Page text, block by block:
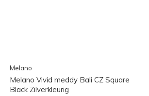
Melano
Melano Vivid meddy Bali CZ Square
Black Zilverkleurig